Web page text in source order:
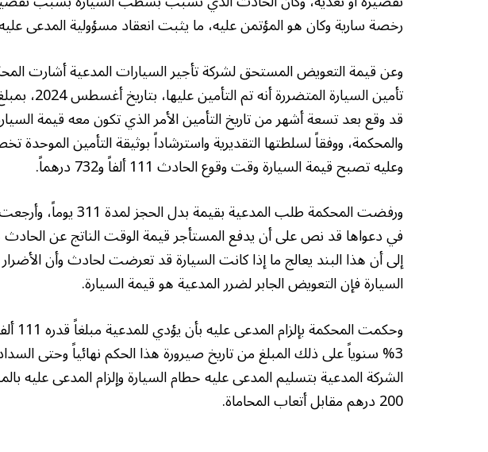
رخصة سارية وكان هو المؤتمن عليه، ما يثبت انعقاد مسؤولية المدعى
وعن قيمة التعويض المستحق لشركة تأجير السيارات المدعية أشارت
قد وقع بعد تسعة أشهر من تاريخ التأمين الأمر الذي تكون معه قيمة
والمحكمة، ووفقاً لسلطتها التقديرية واسترشاداً بوثيقة التأمين
وعليه تصبح قيمة السيارة وقت وقوع الحادث 111 ألفاً و732 درهماً.
ورفضت المحكمة طلب
في دعواها قد نص على أن يدفع المستأجر قيمة الوقت الناتج عن
إلى أن هذا البند يعالج ما إذا كانت السيارة قد تعرضت لحادث وأن
السيارة فإن التعويض الجابر لضرر المدعية هو قيمة السيارة.
3% سنوياً على ذلك المبلغ من تاريخ صيرورة هذا الحكم نهائياً وحتى السداد
الشركة المدعية بتسليم المدعى عليه حطام السيارة وإلزام المدعى عليه
200 درهم مقابل أتعاب المحاماة.